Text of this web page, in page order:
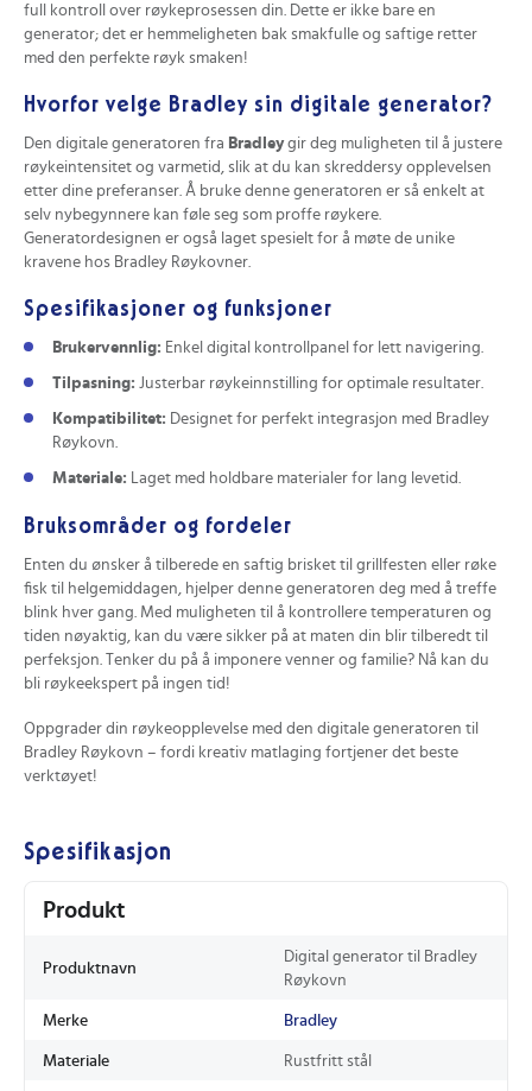
full kontroll over røykeprosessen din. Dette er ikke bare en
generator; det er hemmeligheten bak smakfulle og saftige retter
med den perfekte røyk smaken!
Hvorfor velge Bradley sin digitale generator?
Den digitale generatoren fra Bradleygir deg muligheten til å justere
røykeintensitet og varmetid, slik at du kan skreddersy opplevelsen
etter dine preferanser. Å bruke denne generatoren er så enkelt at
selv nybegynnere kan føle seg som proffe røykere.
Generatordesignen er også laget spesielt for å møte de unike
kravene hos Bradley Røykovner.
Spesifikasjoner og funksjoner
Brukervennlig: Enkel digital kontrollpanel for lett navigering.
Tilpasning: Justerbar røykeinnstilling for optimale resultater.
Kompatibilitet: Designet for perfekt integrasjon med Bradley
Røykovn.
Materiale: Laget med holdbare materialer for lang levetid.
Bruksområder og fordeler
Enten du ønsker å tilberede en saftig brisket til grillfesten eller røke
fisk til helgemiddagen, hjelper denne generatoren deg med å treffe
blink hver gang. Med muligheten til å kontrollere temperaturen og
tiden nøyaktig, kan du være sikker på at maten din blir tilberedt til
perfeksjon. Tenker du på å imponere venner og familie? Nå kan du
bli røykeekspert på ingen tid!
Oppgrader din røykeopplevelse med den digitale generatoren til
Bradley Røykovn – fordi kreativ matlaging fortjener det beste
verktøyet!
Spesifikasjon
Produkt
Produktnavn
Digital generator til Bradley
Røykovn
Merke Bradley
Materiale Rustfritt stål